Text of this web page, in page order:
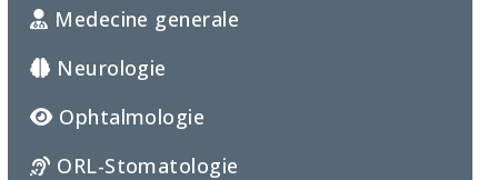
Medecine generale
Neurologie
Ophtalmologie
ORL-Stomatologie